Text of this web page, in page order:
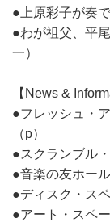
●上原彩子が奏
●わが祖父、平
一）
【News &
●フレッシュ・
（p）
●スクランブル
●音楽の友ホー
●ディスク・ス
●アート・スペ